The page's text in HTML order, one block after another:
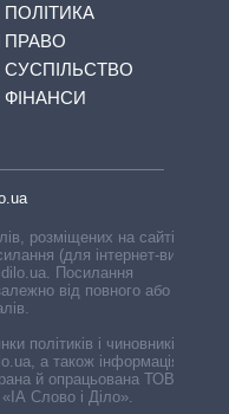
ПОЛІТИКА
ПРАВО
СУСПІЛЬСТВО
ФІНАНСИ
розміщених на сайті,
(для інтернет-видань
Посилання
від повного або
політиків і чиновників,
а також інформація про
й опрацьована ТОВ «ІА
Слово і Діло».